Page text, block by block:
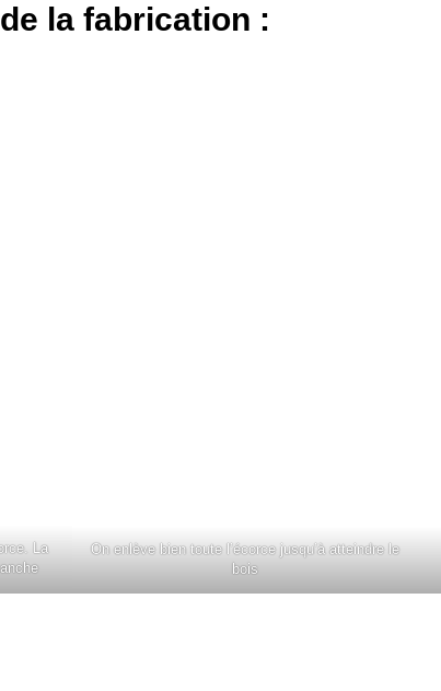
la fabrication :
La
On enlève bien toute l’écorce jusqu’à atteindre le
bois